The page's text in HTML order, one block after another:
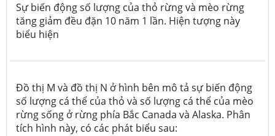
Sự biến động số lượng của thỏ rừng và mèo rừng
tăng giảm đều đặn 10 năm 1 lần. Hiện tượng này
biểu hiện
Đồ thị M và đồ thị N ở hình bên mô tả sự biến động
số lượng cá thể của thỏ và số lượng cá thể của mèo
rừng sống ở rừng phía Bắc Canada và Alaska. Phân
tích hình này, có các phát biểu sau: